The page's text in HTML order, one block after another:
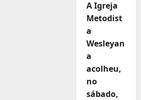
A Igreja
Metodist
a
Wesleyan
a
acolheu,
no
sábado,